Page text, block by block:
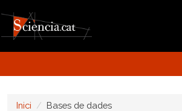
Inici Bases de dades